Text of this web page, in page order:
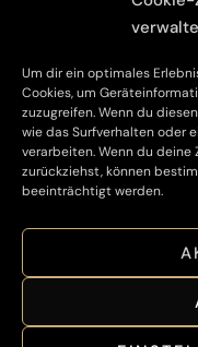
Um dir ein optimales
Cookies, um
zuzugreifen. Wenn du
wie das Surfverhalten oder
verarbeiten. Wenn du
zurückziehst, können
beeinträchtigt werden.
maßgeschneiderte
Lösungen für
jede
Raumsituation
und sind Ihr
von
Spanndecken.
0173